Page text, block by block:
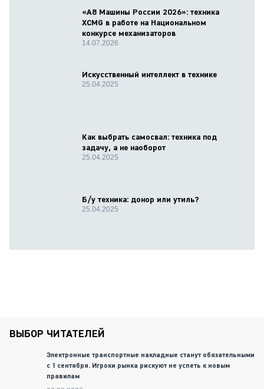
«А8 Машины России 2026»: техника
XCMG в работе на Национальном
конкурсе механизаторов
14.07.2026
Искусственный интеллект в технике
25.04.2025
Как выбрать самосвал: техника под
задачу, а не наоборот
25.04.2025
Б/у техника: донор или утиль?
25.04.2025
ВЫБОР ЧИТАТЕЛЕЙ
Электронные транспортные накладные станут обязательными
с 1 сентября. Игроки рынка рискуют не успеть к новым
правилам